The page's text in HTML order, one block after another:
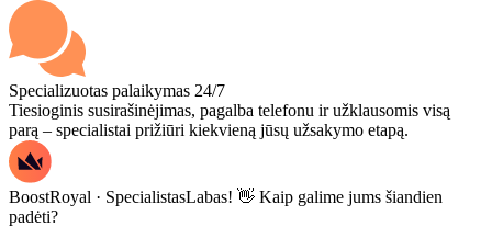
Specializuotas palaikymas 24/7
Tiesioginis susirašinėjimas, pagalba telefonu ir užklausomis visą
parą – specialistai prižiūri kiekvieną jūsų užsakymo etapą.
BoostRoyal · SpecialistasLabas! 👋 Kaip galime jums šiandien
padėti?